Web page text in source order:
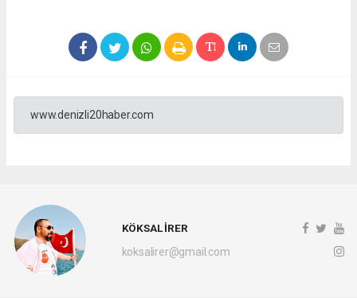
www.denizli20haber.com
KÖKSAL İRER
koksalirer@gmail.com